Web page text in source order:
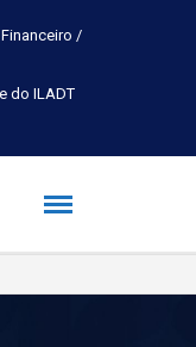
/
do ILADT
DA PÓS-